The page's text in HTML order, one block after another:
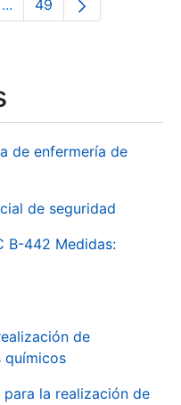
...Páginas intermedias Use
Página
49
de enfermería de
de seguridad
B-442 Medidas:
de
químicos
la realización de